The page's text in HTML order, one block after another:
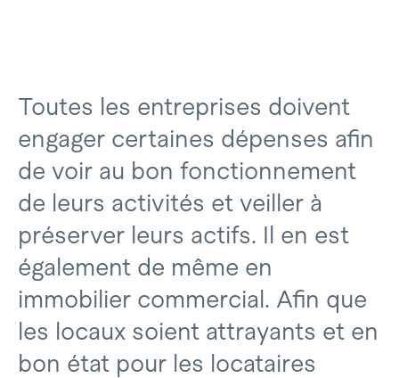
Toutes les entreprises doivent
engager certaines dépenses afin
de voir au bon fonctionnement
de leurs activités et veiller à
préserver leurs actifs. Il en est
également de même en
immobilier commercial. Afin que
les locaux soient attrayants et en
bon état pour les locataires